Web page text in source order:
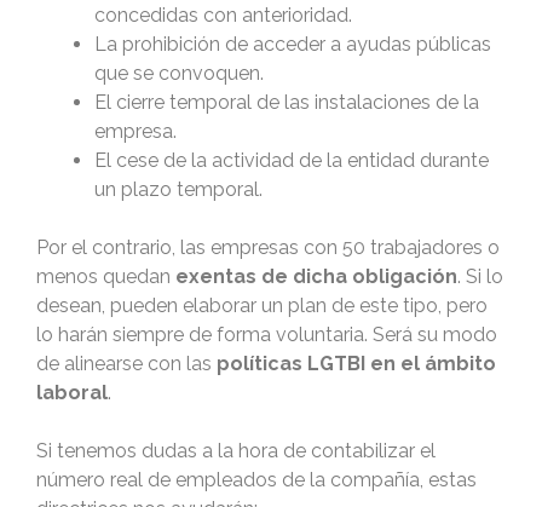
concedidas con anterioridad.
La prohibición de acceder a ayudas públicas
que se convoquen.
El cierre temporal de las instalaciones de la
empresa.
El cese de la actividad de la entidad durante
un plazo temporal.
Por el contrario, las empresas con 50 trabajadores o
menos quedan exentas de dicha obligación. Si lo
desean, pueden elaborar un plan de este tipo, pero
lo harán siempre de forma voluntaria. Será su modo
de alinearse con las políticas LGTBI en el ámbito
laboral.
Si tenemos dudas a la hora de contabilizar el
número real de empleados de la compañía, estas